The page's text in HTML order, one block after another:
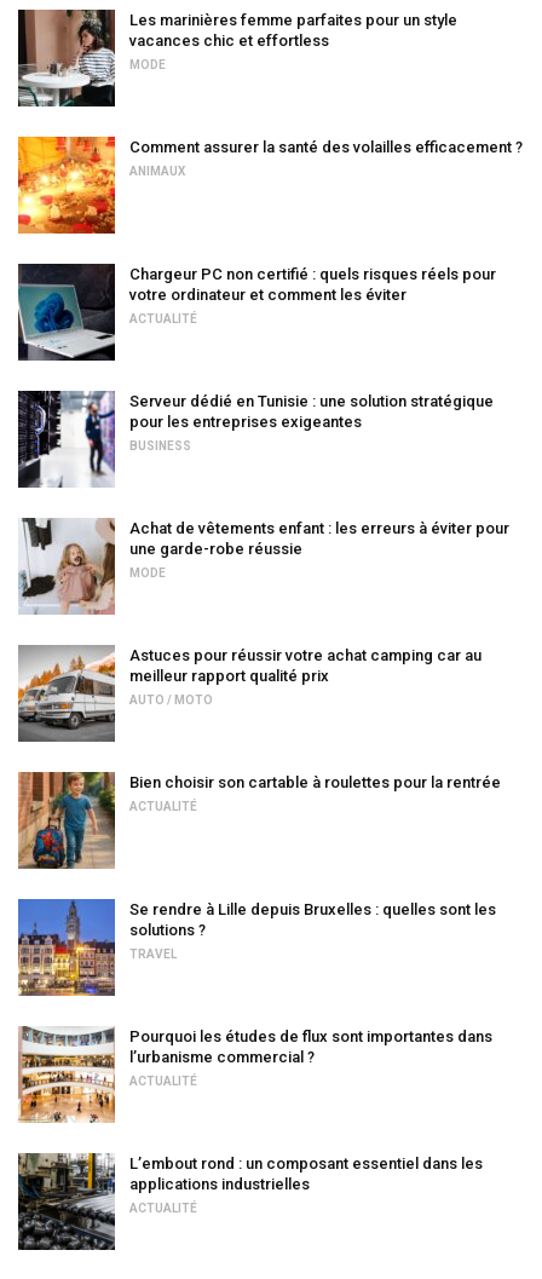
Les marinières femme parfaites pour un style
vacances chic et effortless
MODE
Comment assurer la santé des volailles efficacement ?
ANIMAUX
Chargeur PC non certifié : quels risques réels pour
votre ordinateur et comment les éviter
ACTUALITÉ
Serveur dédié en Tunisie : une solution stratégique
pour les entreprises exigeantes
BUSINESS
Achat de vêtements enfant : les erreurs à éviter pour
une garde-robe réussie
MODE
Astuces pour réussir votre achat camping car au
meilleur rapport qualité prix
AUTO / MOTO
Bien choisir son cartable à roulettes pour la rentrée
ACTUALITÉ
Se rendre à Lille depuis Bruxelles : quelles sont les
solutions ?
TRAVEL
Pourquoi les études de flux sont importantes dans
l’urbanisme commercial ?
ACTUALITÉ
L’embout rond : un composant essentiel dans les
applications industrielles
ACTUALITÉ